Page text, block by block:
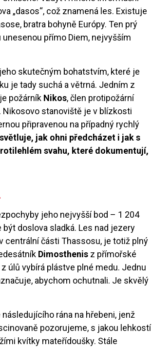
„dasos“, což znamená les. Existuje
bratra bohyně Európy. Ten prý
přímo Diem, nejvyšším
skutečným bohatstvím, které je
je tady suchá a větrná. Jedním z
požárník Nikos, člen protipožární
Nikosovo stanoviště je v blízkosti
připravenou na případný rychlý
jak ohni předcházet i jak s
svahu, které dokumentují,
jeho nejvyšší bod – 1 204
být doslova sladká. Les nad jezery
centrální části Thassosu, je totiž plný
Dimosthenis z přímořské
úlů vybírá plástve plné medu. Jednu
abychom ochutnali. Je skvělý
rána na hřebeni, jenž
pozorujeme, s jakou lehkostí
kvítky mateřídoušky. Stále